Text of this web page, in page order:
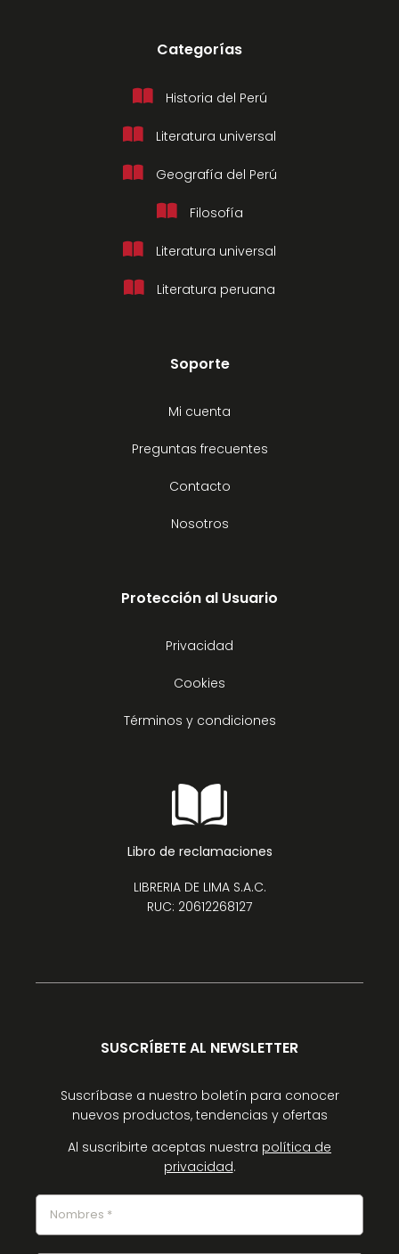
Categorías
Historia del Perú
Literatura universal
Geografía del Perú
Filosofía
Literatura universal
Literatura peruana
Soporte
Mi cuenta
Preguntas frecuentes
Contacto
Nosotros
Protección al Usuario
Privacidad
Cookies
Términos y condiciones
Libro de reclamaciones
LIBRERIA DE LIMA S.A.C.
RUC: 20612268127
SUSCRÍBETE AL NEWSLETTER
Suscríbase a nuestro boletín para conocer
nuevos productos, tendencias y ofertas
Al suscribirte aceptas nuestra política de
privacidad.